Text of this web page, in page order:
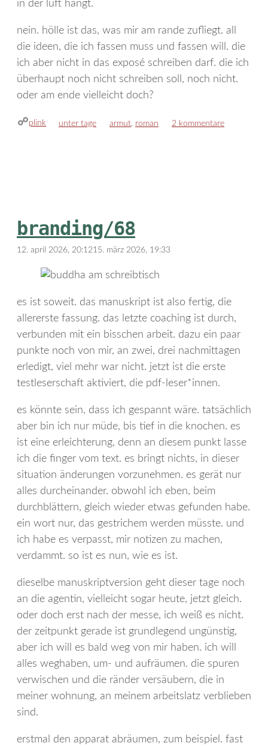
in der luft hängt.
nein. hölle ist das, was mir am rande zufliegt. all
die ideen, die ich fassen muss und fassen will. die
ich aber nicht in das exposé schreiben darf. die ich
überhaupt noch nicht schreiben soll, noch nicht.
oder am ende vielleicht doch?
plink kategorien
unter tage schlagwörter
armut roman 2 kommentare
branding/68
12. april 2026, 20:1215. märz 2026, 19:33
es ist soweit. das manuskript ist also fertig, die
allererste fassung. das letzte coaching ist durch,
verbunden mit ein bisschen arbeit. dazu ein paar
punkte noch von mir, an zwei, drei nachmittagen
erledigt, viel mehr war nicht. jetzt ist die erste
testleserschaft aktiviert, die pdf-leser*innen.
es könnte sein, dass ich gespannt wäre. tatsächlich
aber bin ich nur müde, bis tief in die knochen. es
ist eine erleichterung, denn an diesem punkt lasse
ich die finger vom text. es bringt nichts, in dieser
situation änderungen vorzunehmen. es gerät nur
alles durcheinander. obwohl ich eben, beim
durchblättern, gleich wieder etwas gefunden habe.
ein wort nur, das gestrichem werden müsste. und
ich habe es verpasst, mir notizen zu machen,
verdammt. so ist es nun, wie es ist.
dieselbe manuskriptversion geht dieser tage noch
an die agentin, vielleicht sogar heute, jetzt gleich.
oder doch erst nach der messe, ich weiß es nicht.
der zeitpunkt gerade ist grundlegend ungünstig,
aber ich will es bald weg von mir haben. ich will
alles weghaben, um- und aufräumen. die spuren
verwischen und die ränder versäubern, die in
meiner wohnung, an meinem arbeitslatz verblieben
sind.
erstmal den apparat abräumen, zum beispiel. fast